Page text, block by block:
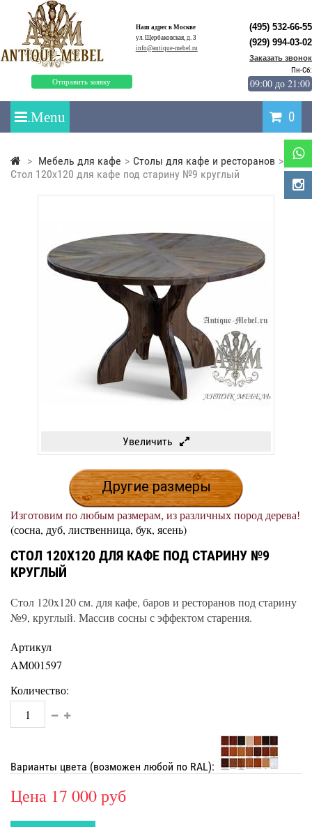
Наш адрес в Москве
ул. Щербаковская, д. 3
info@antique-mebel.ru
Отправить заявку
(495) 532-66-55
(929) 994-03-02
Заказать звонок
Пн-Сб:
09:00 до 21:00
0
> Мебель для кафе > Столы для кафе и ресторанов >
Стол 120х120 для кафе под старину №9 круглый
Увеличить
Другие размеры
Изготовим по любым размерам, из различных пород дерева!
(сосна, дуб, лиственница, бук, ясень)
СТОЛ 120Х120 ДЛЯ КАФЕ ПОД СТАРИНУ №9
КРУГЛЫЙ
Стол 120x120 см. для кафе, баров и ресторанов под старину
№9, круглый. Массив сосны с эффектом старения.
Артикул
AM001597
Количество:
Варианты цвета (возможен любой по RAL):
Цена 17 000 руб